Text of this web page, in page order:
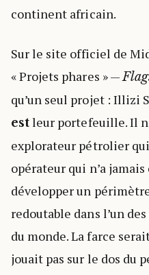
continent africain.
Sur le site officiel de
« Projets phares » —
qu’un seul projet : Illizi
estleur portefeuille. Il
explorateur pétrolier
opérateur qui n’a
développer un
redoutable dans l’un
du monde. La farce
jouait pas sur le dos du